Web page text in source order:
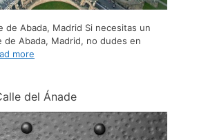
de Abada, Madrid Si necesitas un
de Abada, Madrid, no dudes en
more
del Ánade